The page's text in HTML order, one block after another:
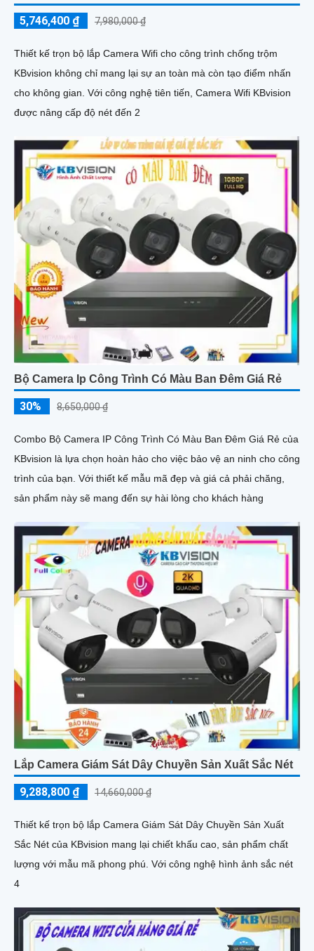
5,746,400 ₫ 7,980,000 ₫
Thiết kế trọn bộ lắp Camera Wifi cho công trình chống trộm
KBvision không chỉ mang lại sự an toàn mà còn tạo điểm nhấn
cho không gian. Với công nghệ tiên tiến, Camera Wifi KBvision
được nâng cấp độ nét đến 2
Bộ Camera Ip Công Trình Có Màu Ban Đêm Giá Rẻ
30% 8,650,000 ₫
Combo Bộ Camera IP Công Trình Có Màu Ban Đêm Giá Rẻ của
KBvision là lựa chọn hoàn hảo cho việc bảo vệ an ninh cho công
trình của bạn. Với thiết kế mẫu mã đẹp và giá cả phải chăng,
sản phẩm này sẽ mang đến sự hài lòng cho khách hàng
Lắp Camera Giám Sát Dây Chuyền Sản Xuất Sắc Nét
9,288,800 ₫ 14,660,000 ₫
Thiết kế trọn bộ lắp Camera Giám Sát Dây Chuyền Sản Xuất
Sắc Nét của KBvision mang lại chiết khấu cao, sản phẩm chất
lượng với mẫu mã phong phú. Với công nghệ hình ảnh sắc nét
4